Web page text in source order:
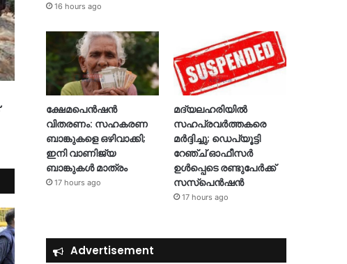
16 hours ago
ക്ഷേമപെൻഷൻ
വിതരണം: സഹകരണ
ബാങ്കുകളെ ഒഴിവാക്കി;
ഇനി വാണിജ്യ
ബാങ്കുകൾ മാത്രം
17 hours ago
മദ്യലഹരിയിൽ
സഹപ്രവർത്തകരെ
മർദ്ദിച്ചു; ഡെപ്യൂട്ടി
റേഞ്ച് ഓഫീസർ
ഉൾപ്പെടെ രണ്ടുപേർക്ക്
സസ്‌പെൻഷൻ
17 hours ago
Advertisement